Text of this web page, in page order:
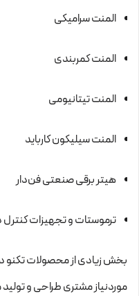
المنت سرامیکی
المنت کمربندی
المنت تیتانیومی
المنت سیلیکون کارباید
هیتر برقی صنعتی فن‌دار
ترموستات و تجهیزات کنترل
بخش زیادی از محصولات تکنو
موردنیاز مشتری طراحی و